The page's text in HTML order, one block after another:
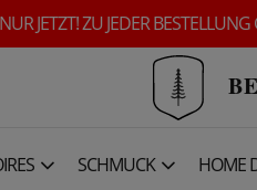
NUR JETZT! ZU JEDER
BE
SCHMUCK HOME